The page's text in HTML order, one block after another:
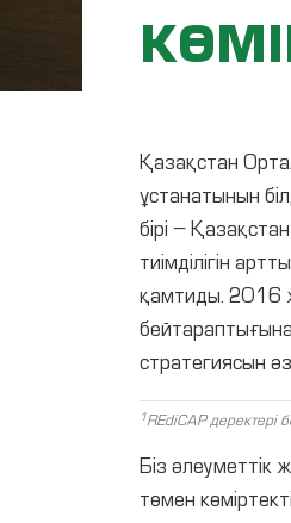
Қазақстан
ұстанатынын
бірі –
тиімділігін
қамтиды. 2016
бейтараптығына
стратегиясын
1 REdiCAP
Біз әлеуметтік
төмен